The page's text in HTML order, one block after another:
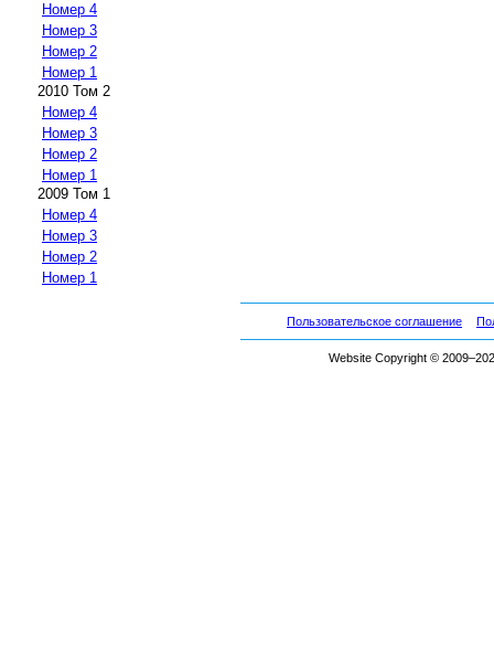
Номер 4
Номер 3
Номер 2
Номер 1
2010 Том 2
Номер 4
Номер 3
Номер 2
Номер 1
2009 Том 1
Номер 4
Номер 3
Номер 2
Номер 1
Пользовательское соглашение
Website Copyright ©